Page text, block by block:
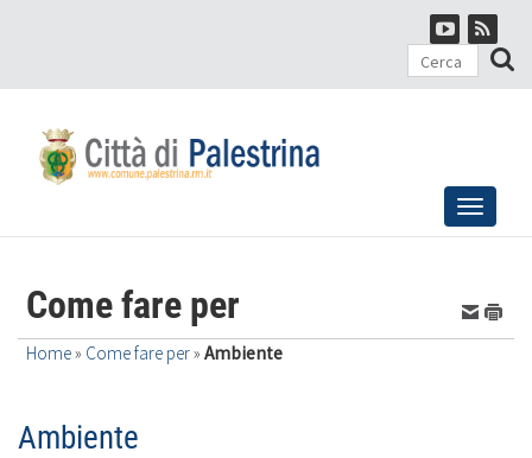
Come fare per
Home» Come fare per» Ambiente
Ambiente